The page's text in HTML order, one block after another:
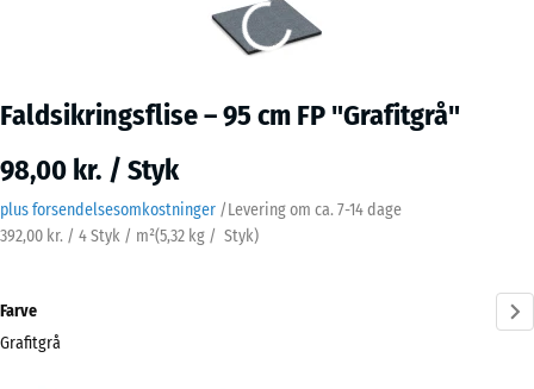
Faldsikringsflise – 95 cm FP "Grafitgrå"
98,00 kr. / Styk
plus forsendelsesomkostninger /Levering om ca. 7-14 dage
392,00 kr. / 4 Styk / m²(5,32 kg / Styk)
Farve
Grafitgrå